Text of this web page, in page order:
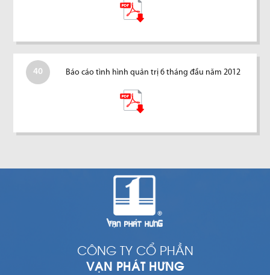
40 Báo cáo tình hình quản trị 6 tháng đầu năm 2012
CÔNG TY CỔ PHẦN
VẠN PHÁT HƯNG